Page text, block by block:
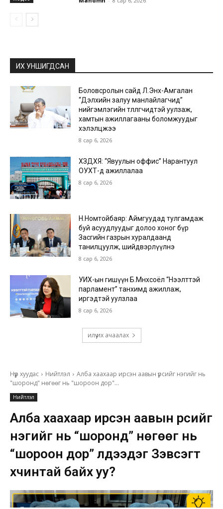
ИХ УНШИГДСАН
Боловсролын сайд Л.Энх-Амгалан
“Дэлхийн залуу манлайлагчид”
нийгэмлэгийн төлөөлөгчидтэй уулзаж,
хамтын ажиллагааны боломжуудыг
хэлэлцжээ
8 сар 6, 2026
ХЗДХЯ: “Явуулын оффис” Нарантуул
ОУХТ-д ажиллалаа
8 сар 6, 2026
Н.Номтойбаяр: Аймгуудад тулгамдаж
буй асуудлуудыг долоо хоног бүр
Засгийн газрын хуралдаанд
танилцуулж, шийдвэрлүүлнэ
8 сар 6, 2026
УИХ-ын гишүүн Б.Мөнхсоёл “Нээлттэй
парламент” танхимд ажиллаж,
иргэдтэй уулзлаа
8 сар 6, 2026
илүү их ачаалах